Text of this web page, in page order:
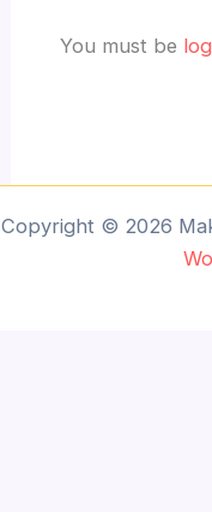
You must be
Copyright © 2026